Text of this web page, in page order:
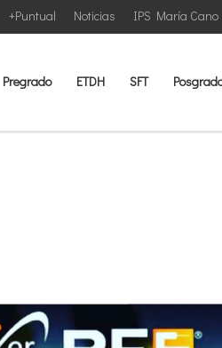
IPS María Cano
Noticias
+Puntual
Pregrado ETDH SFT